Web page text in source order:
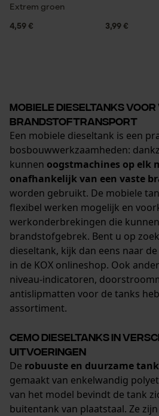
Extrem groen
4,59 € 3,99 €
Mobiele dieseltanks voor
brandstoftransport
Een mobiele dieseltank is een
bosbouwwerkzaamheden:
kunnen oogstmachines op elk
onafhankelijk van een vaste
worden gebruikt. De mobiele
flexibel werken mogelijk en
werkonderbrekingen die
brandstofgebrek. Bent u op
dieseltank, kijk dan eens naar
in de KOX onlineshop. Ook
niveau-indicatoren,
antislipmatten voor de tanks
assortiment.
Cemo dieseltanks in
uitvoeringen
De robuuste en duurzame
gemaakt van enkelwandig
van het model bevindt de tank
buitentank van plaatstaal. Ze